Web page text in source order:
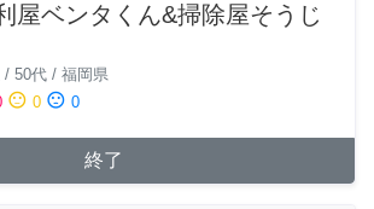
屋ベンタくん&掃除屋そうじ
/ 50代 / 福岡県
sentiment_neutral 0 sentiment_dissatisfied 0
終了